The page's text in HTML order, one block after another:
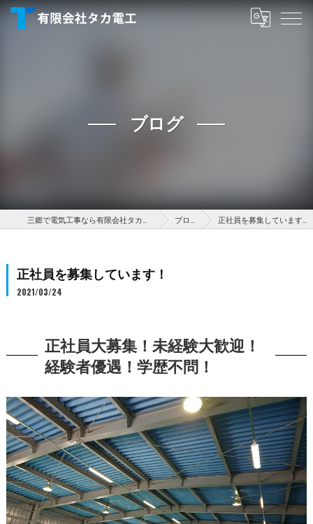
ブログ
ブログ 正社員を募集しています！
正社員を募集しています！
2021/03/24
正社員大募集！未経験大歓迎！
経験者優遇！学歴不問！